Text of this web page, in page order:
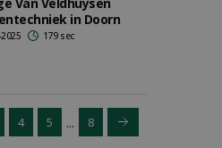
in Doorn
179 sec
4 5 ... 8